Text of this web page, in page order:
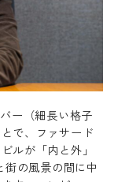
ー（細長い格子
で、ファサード
ルが「内と外」
街の風景の間に中